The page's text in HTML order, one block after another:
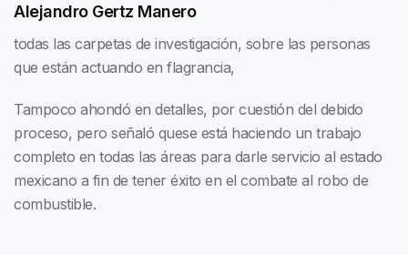
Alejandro Gertz Manero
todas las carpetas de investigación, sobre las personas
que están actuando en flagrancia,
Tampoco ahondó en detalles, por cuestión del debido
proceso, pero señaló quese está haciendo un trabajo
completo en todas las áreas para darle servicio al estado
mexicano a fin de tener éxito en el combate al robo de
combustible.